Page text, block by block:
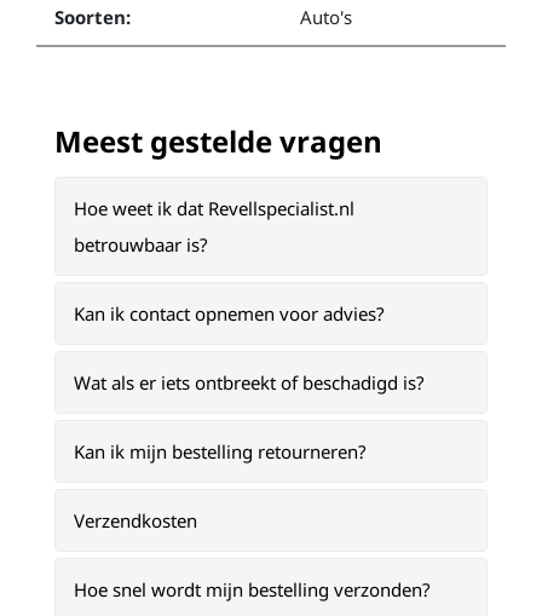
Soorten: Auto's
Meest gestelde vragen
Hoe weet ik dat Revellspecialist.nl
betrouwbaar is?
Kan ik contact opnemen voor advies?
Wat als er iets ontbreekt of beschadigd is?
Kan ik mijn bestelling retourneren?
Verzendkosten
Hoe snel wordt mijn bestelling verzonden?